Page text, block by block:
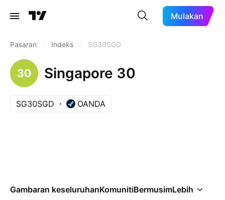
Mulakan
Pasaran Indeks SG30SGD
Singapore 30
SG30SGD OANDA
Gambaran keseluruhanKomunitiBermusimLebih